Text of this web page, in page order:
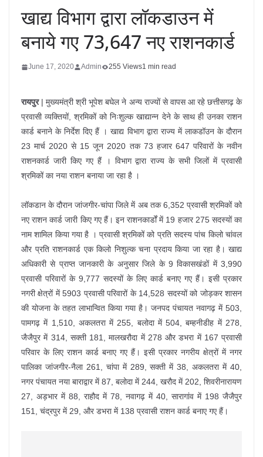
खाद्य विभाग द्वारा लॉकडाउन में
बनाये गए 73,647 नए राशनकार्ड
June 17, 2020 Admin 255 Views1 min read
रायपुर| मुख्यमंत्री श्री भूपेश बघेल ने अन्य राज्यों से वापस आ रहे छत्तीसगढ़ के
प्रवासी व्यक्तियों, श्रमिकों को निःशुल्क खाद्यान्न देने के साथ ही उनका राशन
कार्ड बनाने के निर्देश दिए हैं । खाद्य विभाग द्वारा राज्य में लाकडॉउन के दौरान
23 मार्च 2020 से 15 जून 2020 तक 73 हजार 647 परिवारों के नवीन
राशनकार्ड जारी किए गए हैं । विभाग द्वारा राज्य के सभी जिलों में प्रवासी
श्रमिकों का नया राशन बनाया जा रहा है ।
लॉकडान के दौरान जांजगीर-चांपा जिले में अब तक 6,352 प्रवासी श्रमिकों को
नए राशन कार्ड जारी किए गए हैं। इन राशनकार्डों में 19 हजार 275 सदस्यों का
नाम शामिल किया गया है । प्रवासी श्रमिकों को प्रति सदस्य पांच किलो चांवल
और प्रति राशनकार्ड एक किलो निशुल्क चना प्रदाय किया जा रहा है। खाद्य
अधिकारी से प्राप्त जानकारी के अनुसार जिले के 9 विकासखंडों में 3,990
प्रवासी परिवारों के 9,777 सदस्यों के लिए कार्ड बनाए गए हैं। इसी प्रकार
नगरी क्षेत्रों में 5903 प्रवासी परिवारों के 14,528 सदस्यों को जोड़कर शासन
की योजना के तहत लाभान्वित किया गया है। जनपद पंचायत नवागढ़ में 503,
पामगढ़ में 1,510, अकलतरा में 255, बलोदा में 504, बम्हनीडीह में 278,
जैजैपुर में 314, सक्ती 181, मालखरौदा में 278 और डभरा में 167 प्रवासी
परिवार के लिए राशन कार्ड बनाए गए हैं। इसी प्रकार नगरीय क्षेत्रों में नगर
पालिका जांजगीर-नैला 261, चांपा में 289, सक्ती में 38, अकलतरा में 40,
नगर पंचायत नया बाराद्वार में 87, बलोदा में 244, खरौद में 202, शिवरीनारायण
27, अड़भार में 88, राहौद में 78, नवागढ़ में 40, सारागांव में 198 जैजैपुर
151, चंद्रपुर में 29, और डभरा में 138 प्रवासी राशन कार्ड बनाए गए हैं।